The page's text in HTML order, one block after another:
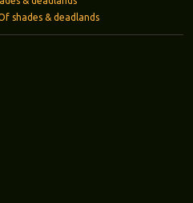
shades & deadlands